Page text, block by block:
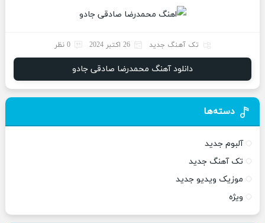
تک آهنگ جدید 26 اکتبر 2024 0 نظر
دانلود آهنگ محمدرضا صادقی جادو
دسته‌ها
آلبوم جدید
تک آهنگ جدید
موزیک ویدیو جدید
ویژه